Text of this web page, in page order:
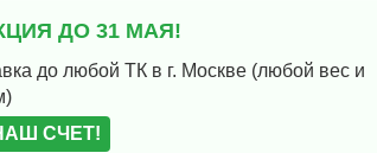
ДО 31 МАЯ!
до любой ТК в г. Москве (любой вес и
СЧЕТ!